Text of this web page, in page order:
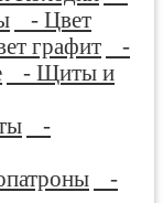
- Цвет
графит
-
- Щиты и
-
-